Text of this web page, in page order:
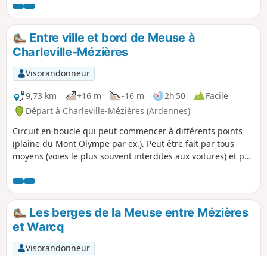
agréable et permet de découvrir des
endroits privilégiés. Il peut se joindre à
la randonnée n°1 qu'il prolongerait.
Entre ville et bord de Meuse à
Charleville-Mézières
Visorandonneur
9,73 km
+16 m -16 m 2h 50
Facile
Départ à Charleville-Mézières (Ardennes)
Circuit en boucle qui peut commencer à différents points
(plaine du Mont Olympe par ex.). Peut être fait par tous
moyens (voies le plus souvent interdites aux voitures) et par
avec des enfants (faible dénivelé) et offre des aires de
pique-nique à plusieurs endroits. L'orientation est facile.
Les berges de la Meuse entre Mézières
et Warcq
Visorandonneur